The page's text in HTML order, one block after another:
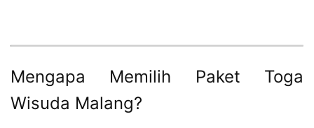
Mengapa Memilih Paket Toga
Wisuda Malang?